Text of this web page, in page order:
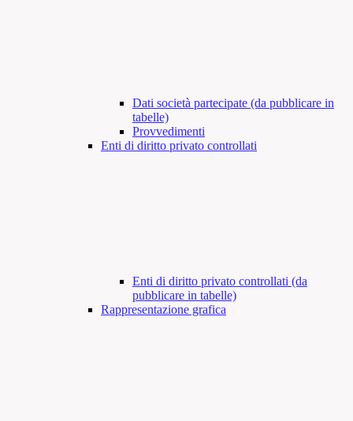
Dati società partecipate (da pubblicare in
tabelle)
Provvedimenti
Enti di diritto privato controllati
Enti di diritto privato controllati (da
pubblicare in tabelle)
Rappresentazione grafica